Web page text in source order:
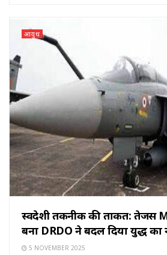
आयुध
स्वदेशी तकनीक की ताकत: तेजस
बना DRDO ने बदल दिया युद्ध का
5 NOVEMBER 2025